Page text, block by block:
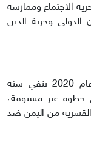
الاجتماع وممارسة
وحرية الدين
وأشار السقاف إلى أن الحوثيين قاموا في عام 2020 بنفي ستة
خطوة غير مسبوقة،
القسرية من اليمن ضد